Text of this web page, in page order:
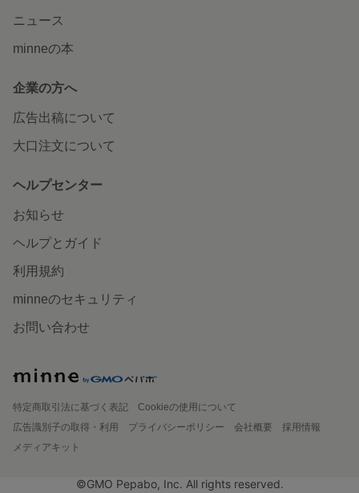
ニュース
minneの本
企業の方へ
広告出稿について
大口注文について
ヘルプセンター
お知らせ
ヘルプとガイド
利用規約
minneのセキュリティ
お問い合わせ
特定商取引法に基づく表記
Cookieの使用について
広告識別子の取得・利用
プライバシーポリシー 会社概要
採用情報
メディアキット
©GMO Pepabo, Inc. All rights reserved.